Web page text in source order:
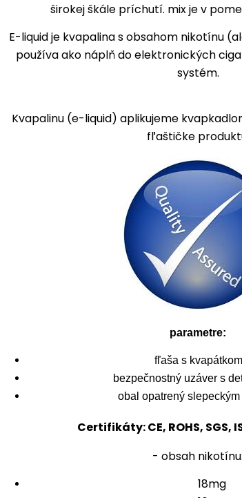
širokej škále príchutí. mix je v
E-liquidje kvapalina s obsahom nikotínu
používa ako náplň do elektronických
systém.
Kvapalinu (e-liquid) aplikujeme
fľaštičke
parametre:
fľaša s
bezpečnostný uzáver s
obal opatrený
Certifikáty: CE, ROHS, SGS,
- obsah nikotínu:
18mg